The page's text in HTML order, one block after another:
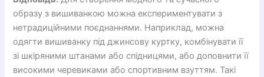
образу з вишиванкою можна експериментувати з
нетрадиційними поєднаннями. Наприклад, можна
одягти вишиванку під джинсову куртку, комбінувати її
зі шкіряними штанами або спідницями, або доповнити її
високими черевиками або спортивним взуттям. Такі